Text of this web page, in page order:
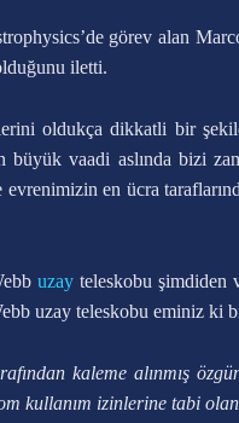
görev alan
iletti.
oldukça dikkatli bir
vaadi aslında bizi
en ücra
uzayteleskobu şimdiden
uzay teleskobu eminiz ki
kaleme alınmış
kullanım izinlerine tabi